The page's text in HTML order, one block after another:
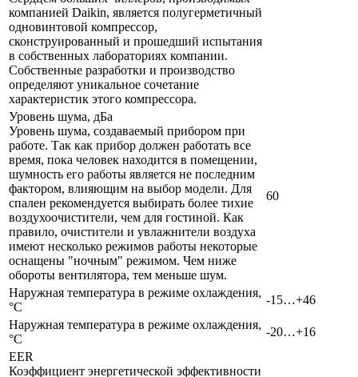
компанией Daikin, является полугерметичный
одновинтовой компрессор,
сконструированный и прошедший испытания
в собственных лабораториях компании.
Собственные разработки и производство
определяют уникальное сочетание
характеристик этого компрессора.
Уровень шума, дБа
Уровень шума, создаваемый прибором при
работе. Так как прибор должен работать все
время, пока человек находится в помещении,
шумность его работы является не последним
фактором, влияющим на выбор модели. Для
спален рекомендуется выбирать более тихие
воздухоочистители, чем для гостиной. Как
правило, очистители и увлажнители воздуха
имеют несколько режимов работы некоторые
оснащены "ночным" режимом. Чем ниже
обороты вентилятора, тем меньше шум.
60
Наружная температура в режиме охлаждения,
°C
-15…+46
Наружная температура в режиме охлаждения,
°C
-20…+16
EER
Коэффициент энергетической эффективности